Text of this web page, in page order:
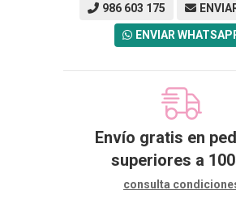
986 603 175
ENVIAR
Envío gratis en
superiores a 100
consulta